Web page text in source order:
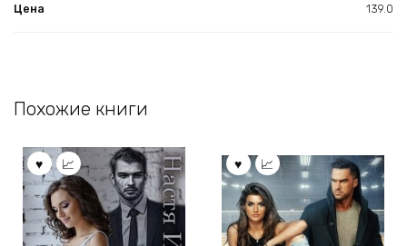
Цена 139.0
Похожие книги